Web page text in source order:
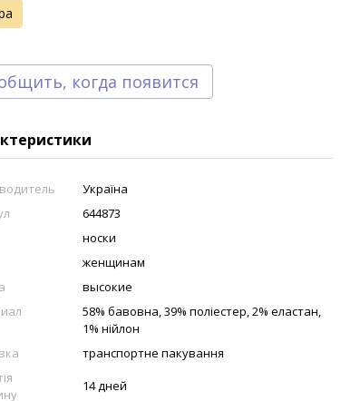
когда появится
Україна
644873
носки
женщинам
высокие
58% бавовна, 39% поліестер, 2% еластан,
1% нійлон
транспортне пакування
14 дней